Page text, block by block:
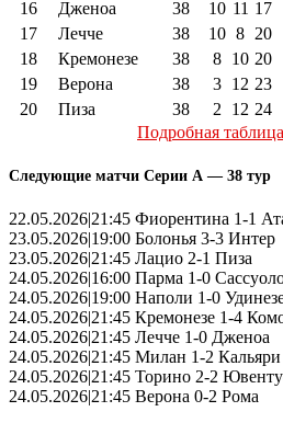
16
Дженоа 38 10 11 17
17
Лечче 38 10 8 20
18
Кремонезе 38 8 10 20
19
Верона 38 3 12 23
20
Пиза 38 2 12 24
Подробная
Следующие матчи Серии А — 38 тур
22.05.2026|21:45 Фиорентина 1-1
23.05.2026|19:00 Болонья 3-3 Интер
23.05.2026|21:45 Лацио 2-1 Пиза
24.05.2026|16:00 Парма 1-0
24.05.2026|19:00 Наполи 1-0
24.05.2026|21:45 Кремонезе 1-4
24.05.2026|21:45 Лечче 1-0 Дженоа
24.05.2026|21:45 Милан 1-2 Кальяри
24.05.2026|21:45 Торино 2-2
24.05.2026|21:45 Верона 0-2 Рома